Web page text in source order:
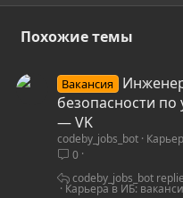
Похожие темы
Вакансия
безопасности
— VK
codeby_jobs_bot
0
Карьера в ИБ:
codeby_jobs_bot